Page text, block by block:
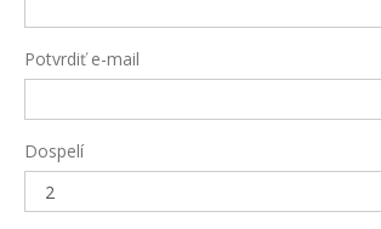
Potvrdiť e-mail
Dospelí